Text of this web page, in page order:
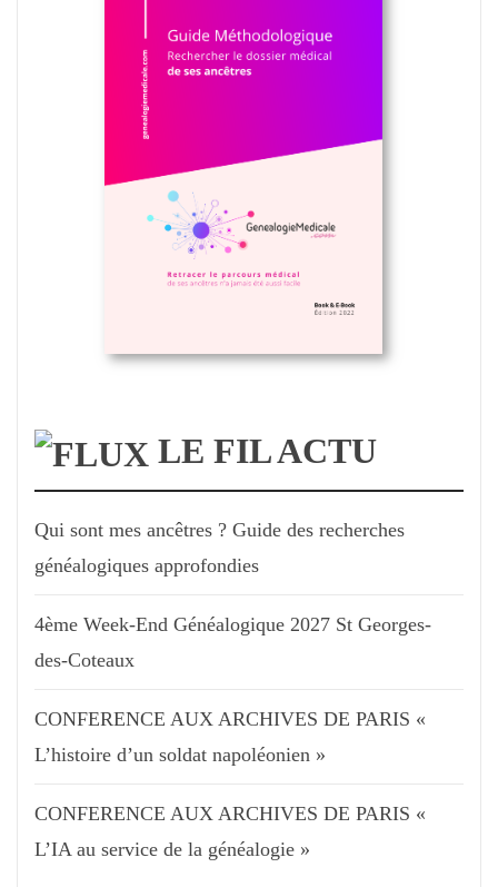
LE FIL ACTU
Qui sont mes ancêtres ? Guide des recherches
généalogiques approfondies
4ème Week-End Généalogique 2027 St Georges-
des-Coteaux
CONFERENCE AUX ARCHIVES DE PARIS «
L’histoire d’un soldat napoléonien »
CONFERENCE AUX ARCHIVES DE PARIS «
L’IA au service de la généalogie »